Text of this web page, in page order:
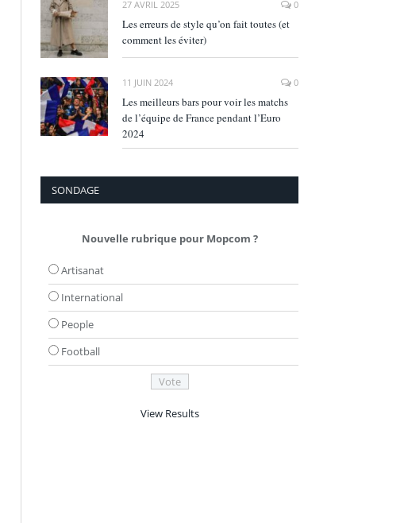
27 AVRIL 2025 0
Les erreurs de style qu’on fait toutes (et
comment les éviter)
11 JUIN 2024 0
Les meilleurs bars pour voir les matchs
de l’équipe de France pendant l’Euro
2024
SONDAGE
Nouvelle rubrique pour Mopcom ?
Artisanat
International
People
Football
View Results